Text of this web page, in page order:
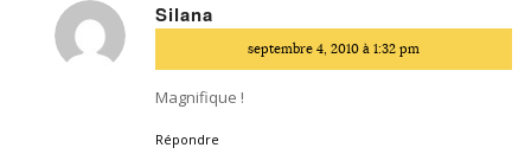
Silana
:
septembre 4, 2010 à 1:32 pm
Magnifique !
Répondre